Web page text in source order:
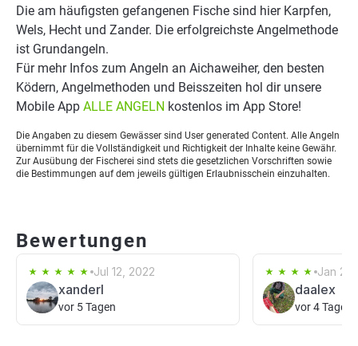
Die am häufigsten gefangenen Fische sind hier Karpfen,
Wels, Hecht und Zander. Die erfolgreichste Angelmethode
ist Grundangeln.
Für mehr Infos zum Angeln an Aichaweiher, den besten
Ködern, Angelmethoden und Beisszeiten hol dir unsere
Mobile App ALLE ANGELN kostenlos im App Store!
Die Angaben zu diesem Gewässer sind User generated Content. Alle Angeln
übernimmt für die Vollständigkeit und Richtigkeit der Inhalte keine Gewähr.
Zur Ausübung der Fischerei sind stets die gesetzlichen Vorschriften sowie
die Bestimmungen auf dem jeweils gültigen Erlaubnisschein einzuhalten.
Bewertungen
Jul 12, 2022
xanderl
vor 5 Tagen
Jan 26,
daalex
vor 4 Tagen